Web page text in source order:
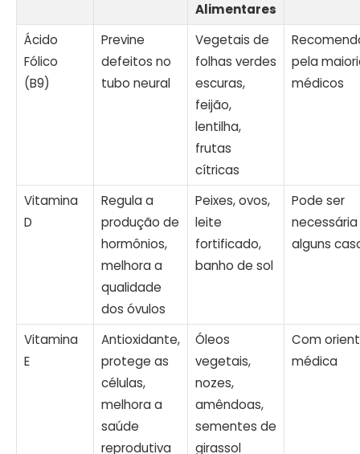
Alimentares
Ácido
Fólico
(B9)
Previne
defeitos no
tubo neural
Vegetais de
folhas verdes
escuras,
feijão,
lentilha,
frutas
cítricas
pela
médicos
Vitamina
D
Regula a
produção de
hormônios,
melhora a
qualidade
dos óvulos
Peixes, ovos,
leite
fortificado,
banho de sol
Pode ser
alguns
Vitamina
E
Antioxidante,
protege as
células,
melhora a
saúde
reprodutiva
Óleos
vegetais,
nozes,
amêndoas,
sementes de
girassol
Com
médica